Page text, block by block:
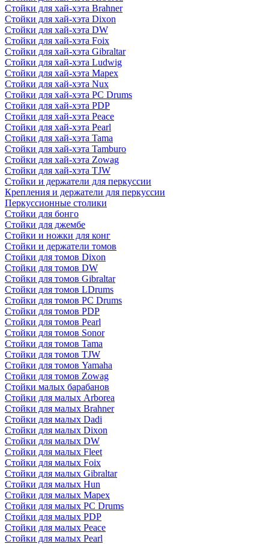
Стойки для хай-хэта Brahner
Стойки для хай-хэта Dixon
Стойки для хай-хэта DW
Стойки для хай-хэта Foix
Стойки для хай-хэта Gibraltar
Стойки для хай-хэта Ludwig
Стойки для хай-хэта Mapex
Стойки для хай-хэта Nux
Стойки для хай-хэта PC Drums
Стойки для хай-хэта PDP
Стойки для хай-хэта Peace
Стойки для хай-хэта Pearl
Стойки для хай-хэта Tama
Стойки для хай-хэта Tamburo
Стойки для хай-хэта Zowag
Стойки для хай-хэта TJW
Стойки и держатели для перкуссии
Крепления и держатели для перкуссии
Перкуссионные столики
Стойки для бонго
Стойки для джембе
Стойки и ножки для конг
Стойки и держатели томов
Стойки для томов Dixon
Стойки для томов DW
Стойки для томов Gibraltar
Стойки для томов LDrums
Стойки для томов PC Drums
Стойки для томов PDP
Стойки для томов Pearl
Стойки для томов Sonor
Стойки для томов Tama
Стойки для томов TJW
Стойки для томов Yamaha
Стойки для томов Zowag
Стойки малых барабанов
Стойки для малых Arborea
Стойки для малых Brahner
Стойки для малых Dadi
Стойки для малых Dixon
Стойки для малых DW
Стойки для малых Fleet
Стойки для малых Foix
Стойки для малых Gibraltar
Стойки для малых Hun
Стойки для малых Mapex
Стойки для малых PC Drums
Стойки для малых PDP
Стойки для малых Peace
Стойки для малых Pearl